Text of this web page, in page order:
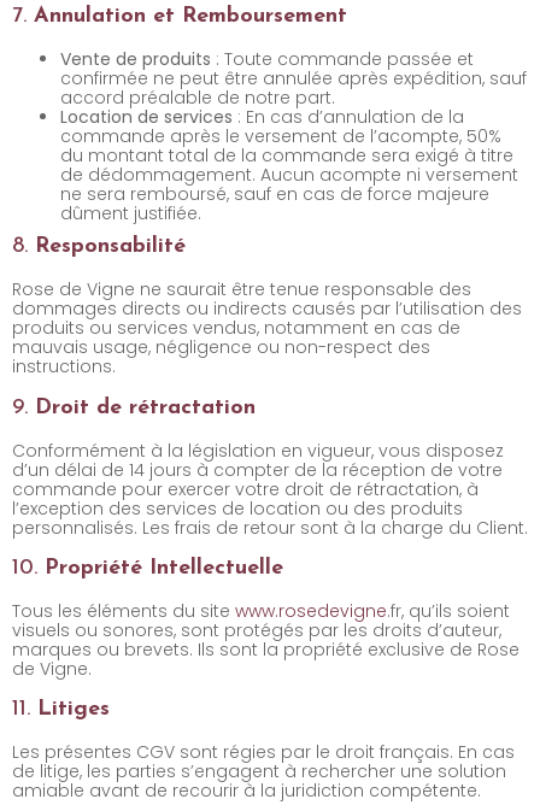
7. Annulation et Remboursement
Vente de produits : Toute commande passée et
confirmée ne peut être annulée après expédition, sauf
accord préalable de notre part.
Location de services : En cas d’annulation de la
commande après le versement de l’acompte, 50%
du montant total de la commande sera exigé à titre
de dédommagement. Aucun acompte ni versement
ne sera remboursé, sauf en cas de force majeure
dûment justifiée.
8. Responsabilité
Rose de Vigne ne saurait être tenue responsable des
dommages directs ou indirects causés par l’utilisation des
produits ou services vendus, notamment en cas de
mauvais usage, négligence ou non-respect des
instructions.
9. Droit de rétractation
Conformément à la législation en vigueur, vous disposez
d’un délai de 14 jours à compter de la réception de votre
commande pour exercer votre droit de rétractation, à
l’exception des services de location ou des produits
personnalisés. Les frais de retour sont à la charge du Client.
10. Propriété Intellectuelle
Tous les éléments du site www.rosedevigne.fr, qu’ils soient
visuels ou sonores, sont protégés par les droits d’auteur,
marques ou brevets. Ils sont la propriété exclusive de Rose
de Vigne.
11. Litiges
Les présentes CGV sont régies par le droit français. En cas
de litige, les parties s’engagent à rechercher une solution
amiable avant de recourir à la juridiction compétente.